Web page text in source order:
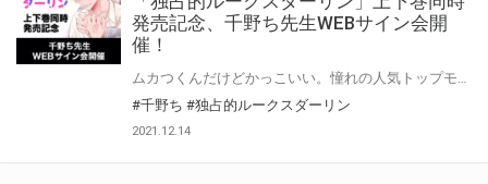
発売記念、千野ち先生WEBサイン会開
催！
#千野ち #独占的ルークスダーリン
2021.12.14